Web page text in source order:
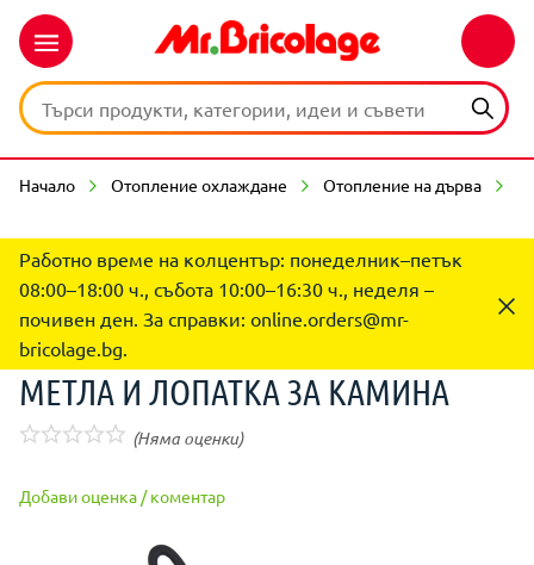
Начало Отопление охлаждане Отопление на дърва
Работно време на колцентър: понеделник–петък
08:00–18:00 ч., събота 10:00–16:30 ч., неделя –
почивен ден. За справки: online.orders@mr-
bricolage.bg.
МЕТЛА И ЛОПАТКА ЗА КАМИНА
(Няма оценки)
Добави оценка / коментар